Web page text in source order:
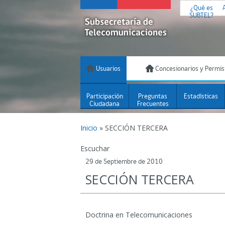
¿Qué es
SUBTEL?
Usuarios Concesionarios y
Participación
Ciudadana
Preguntas
Frecuentes
Estadísticas
Inicio » SECCIÓN TERCERA
Escuchar
29 de Septiembre de 2010
SECCIÓN TERCERA
Doctrina en Telecomunicaciones